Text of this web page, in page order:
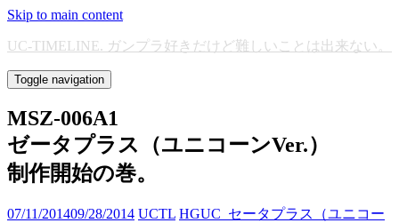
Skip to main content
UC-TIMELINE. ガンプラ好きだけど難しいことは出来ない。
Toggle navigation
MSZ-006A1
ゼータプラス（ユニコーンVer.）
制作開始の巻。
07/11/201409/28/2014 UCTL HGUC_セータプラス（ユニコー